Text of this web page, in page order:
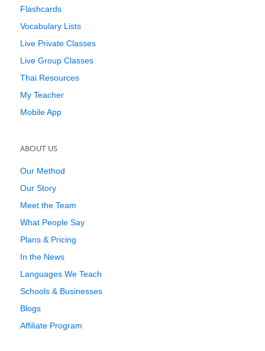
Flashcards
Vocabulary Lists
Live Private Classes
Live Group Classes
Thai Resources
My Teacher
Mobile App
ABOUT US
Our Method
Our Story
Meet the Team
What People Say
Plans & Pricing
In the News
Languages We Teach
Schools & Businesses
Blogs
Affiliate Program